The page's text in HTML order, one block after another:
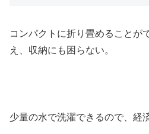
コンパクトに折り畳めることが
え、収納にも困らない。
少量の水で洗濯できるので、経